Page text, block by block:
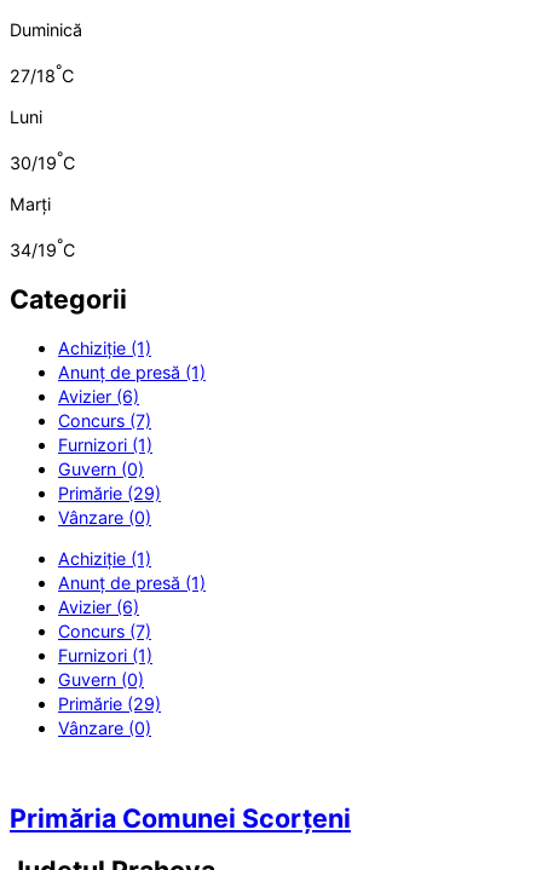
Duminică
27/18°C
Luni
30/19°C
Marți
34/19°C
Categorii
Achiziție (1)
Anunț de presă (1)
Avizier (6)
Concurs (7)
Furnizori (1)
Guvern (0)
Primărie (29)
Vânzare (0)
Achiziție (1)
Anunț de presă (1)
Avizier (6)
Concurs (7)
Furnizori (1)
Guvern (0)
Primărie (29)
Vânzare (0)
Primăria Comunei Scorțeni